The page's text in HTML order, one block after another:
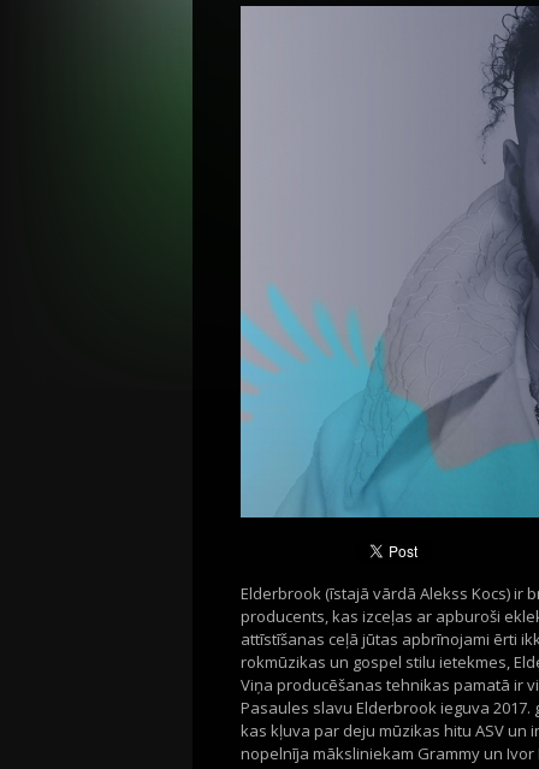
Elderbrook (īstajā vārdā Alekss Kocs) ir
producents, kas izceļas ar apburoši
attīstīšanas ceļā jūtas apbrīnojami ērti
rokmūzikas un gospel stilu ietekmes,
Viņa producēšanas tehnikas pamatā ir
Pasaules slavu Elderbrook ieguva
kas kļuva par deju mūzikas hitu ASV
nopelnīja māksliniekam Grammy un